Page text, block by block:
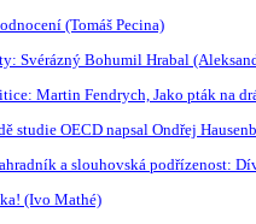
(Tomáš Pecina)
Svérázný Bohumil Hrabal
Martin Fendrych, Jako pták na
studie OECD napsal Ondřej
a slouhovská podřízenost:
(Ivo Mathé)